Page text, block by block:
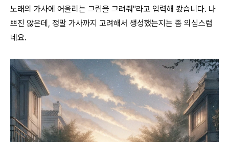
노래의 가사에 어울리는 그림을 그려줘"라고 입력해 봤습니다. 나
쁘진 않은데, 정말 가사까지 고려해서 생성했는지는 좀 의심스럽
네요.